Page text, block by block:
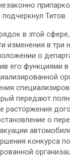
Титов.
в этой
изменения в три
о
его функциями в
передают
расторжения
о
конкурса